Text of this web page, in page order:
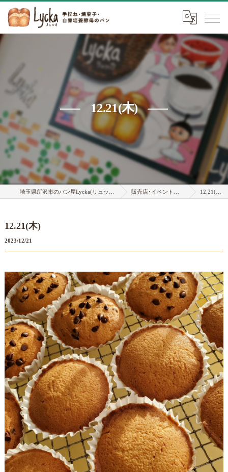
12.21(木)
販売店･イベント情報 12.21(木)
12.21(木)
2023/12/21